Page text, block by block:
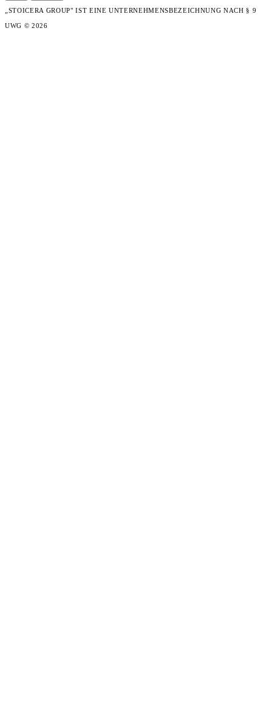
„STOICERA GROUP" IST EINE UNTERNEHMENSBEZEICHNUNG NACH § 9
UWG © 2026